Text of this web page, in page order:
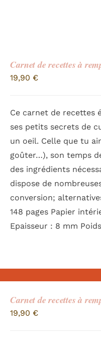
Carnet de recettes à
19,90 €
Ce carnet de recettes
ses petits secrets de
un oeil. Celle que tu
goûter…), son temps
des ingrédients
dispose de
conversion;
148 pages Papier
Epaisseur : 8 mm
Carnet de recettes à
19,90 €